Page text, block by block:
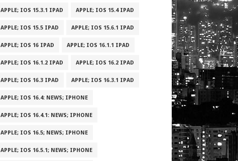
APPLE; IOS 15.3.1 IPAD APPLE; IOS 15.4 IPAD
APPLE; IOS 15.5 IPAD APPLE; IOS 15.6.1 IPAD
APPLE; IOS 16 IPAD APPLE; IOS 16.1.1 IPAD
APPLE; IOS 16.1.2 IPAD APPLE; IOS 16.2 IPAD
APPLE; IOS 16.3 IPAD APPLE; IOS 16.3.1 IPAD
APPLE; IOS 16.4: NEWS; IPHONE
APPLE; IOS 16.4.1: NEWS; IPHONE
APPLE; IOS 16.5; NEWS; IPHONE
APPLE; IOS 16.5.1; NEWS; IPHONE